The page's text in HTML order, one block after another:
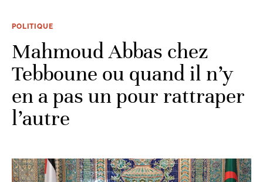
POLITIQUE
Mahmoud Abbas chez
Tebboune ou quand il n’y
en a pas un pour rattraper
l’autre